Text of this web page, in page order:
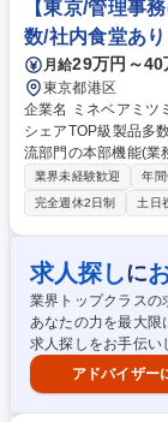
【東京/管理事
数/社内食堂あ
月給29万円～40
東京都港区
企業名 ミネベアミツミ株式会社 求人名 【東京/管
シェアTOP級製品多数/社内食堂あり 仕事
流部門の本部機能(業
各種契約管理やコン
基盤を支える役割を担って頂きます。 【
取引基本契約管理業
政・コンプライアン
備投資対応■取引先倒
種 【東京/管理事務(
業界未経験歓迎 年
完全週休2日制
土日
求人探しに
業界トップクラスの
あなたの力を最大限
求人探しをお手伝い
アドバイザー